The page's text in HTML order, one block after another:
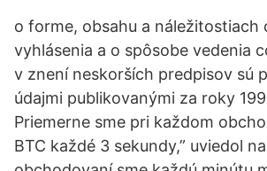
o forme, obsahu a náležitostiach
vyhlásenia a o spôsobe vedenia
v znení neskorších predpisov sú
údajmi publikovanými za roky
Priemerne sme pri každom
BTC každé 3 sekundy,” uviedol